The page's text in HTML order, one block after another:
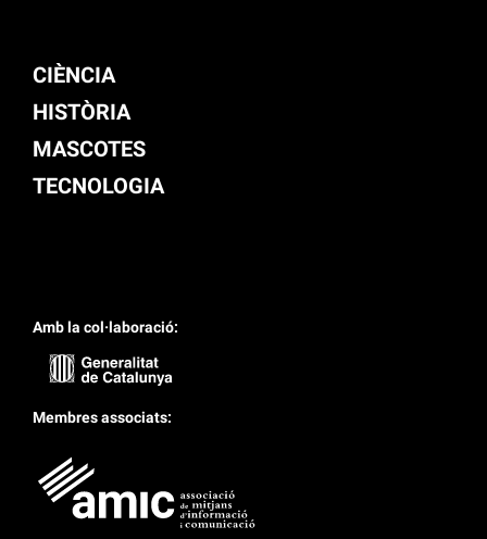
CIÈNCIA
HISTÒRIA
MASCOTES
TECNOLOGIA
Amb la col·laboració:
Membres associats: